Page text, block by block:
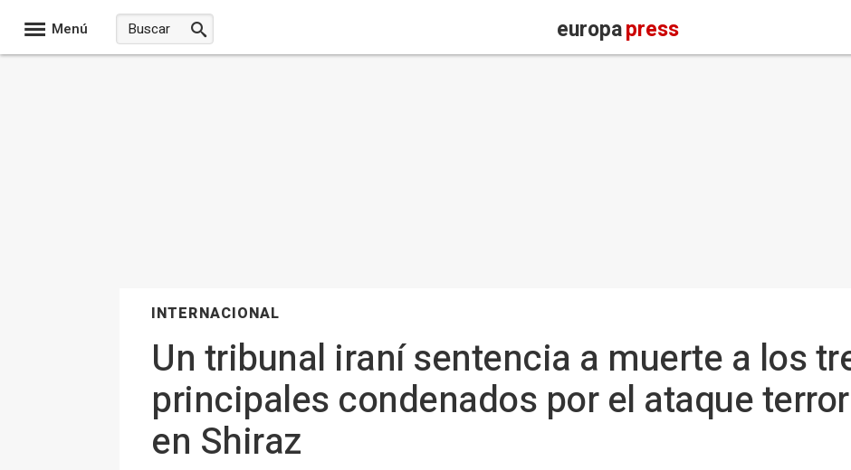
Menú europapress
INTERNACIONAL
Un tribunal iraní sentencia a muerte a los
principales condenados por el ataque
en Shiraz